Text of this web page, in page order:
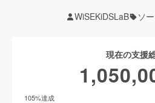
WiSEKiDSLaB ソ
現在の支援
105%達成